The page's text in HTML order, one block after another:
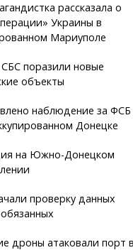
рассказала о
Украины в
Мариуполе
поразили новые
объекты
наблюдение за ФСБ
Донецке
на Южно-Донецком
проверку данных
дроны атаковали порт в